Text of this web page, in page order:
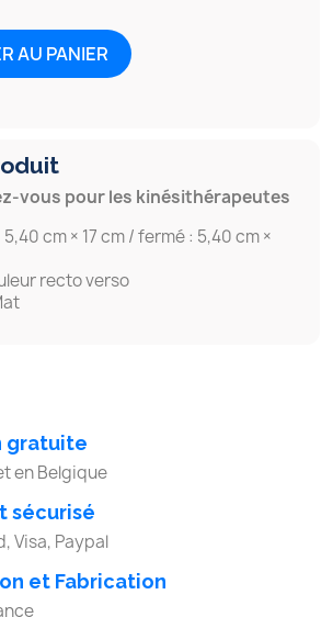
AU PANIER
vous pour les kinésithérapeutes
cm × 17 cm / fermé : 5,40 cm ×
recto verso
gratuite
en Belgique
sécurisé
Visa, Paypal
et Fabrication